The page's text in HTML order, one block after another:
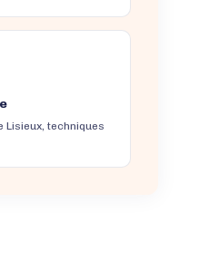
Lisieux, techniques